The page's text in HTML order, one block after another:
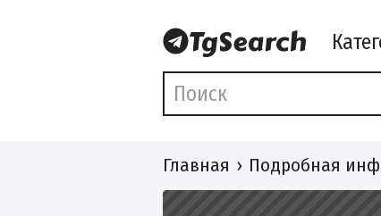
Главная Подробная